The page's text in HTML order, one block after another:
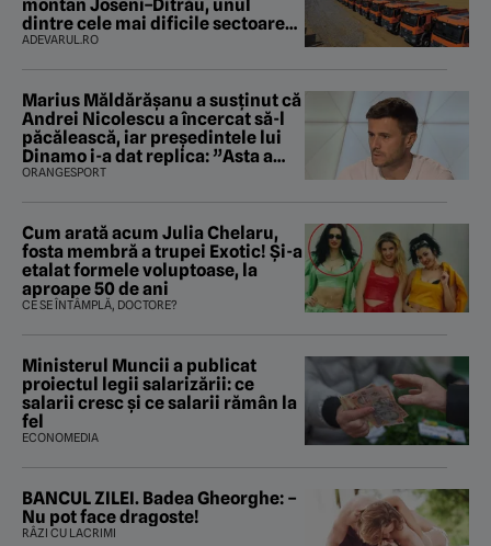
montan Joseni–Ditrău, unul
dintre cele mai dificile sectoare
care traversează Carpații
ADEVARUL.RO
Marius Măldărăşanu a susţinut că
Andrei Nicolescu a încercat să-l
păcălească, iar preşedintele lui
Dinamo i-a dat replica: ”Asta a
fost istoria”
ORANGESPORT
Cum arată acum Julia Chelaru,
fosta membră a trupei Exotic! Și-a
etalat formele voluptoase, la
aproape 50 de ani
CE SE ÎNTÂMPLĂ, DOCTORE?
Ministerul Muncii a publicat
proiectul legii salarizării: ce
salarii cresc și ce salarii rămân la
fel
ECONOMEDIA
BANCUL ZILEI. Badea Gheorghe: –
Nu pot face dragoste!
RÂZI CU LACRIMI